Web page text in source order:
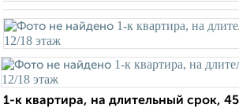
1-к квартира, на длительный срок,